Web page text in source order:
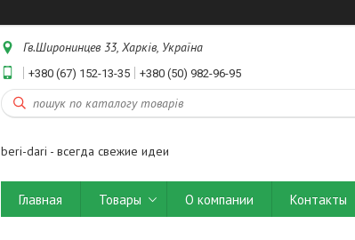
Гв.Широнинцев 33, Харків, Україна
+380 (67) 152-13-35 +380 (50) 982-96-95
beri-dari - всегда свежие идеи
Главная Товары О компании Контакты